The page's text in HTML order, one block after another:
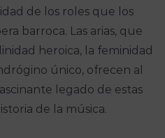
de los roles que los
barroca. Las arias, que
heroica, la feminidad
único, ofrecen al
legado de estas
de la música.